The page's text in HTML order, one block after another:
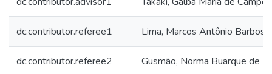
dc.contributor.referee1 Lima, Marcos Antônio
dc.contributor.referee2 Gusmão, Norma Buarque de